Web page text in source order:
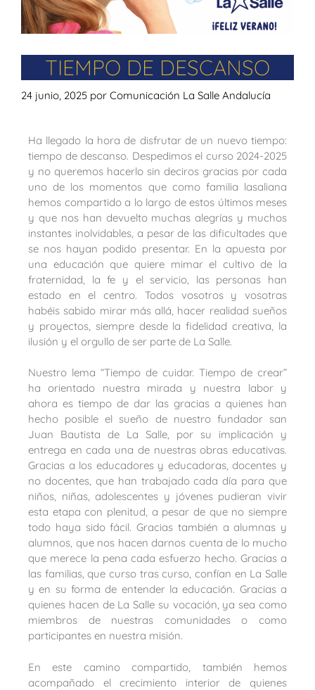
TIEMPO DE DESCANSO
24 junio, 2025 por Comunicación La Salle Andalucía
Ha llegado la hora de disfrutar de un nuevo tiempo:
tiempo de descanso. Despedimos el curso 2024-2025
y no queremos hacerlo sin deciros gracias por cada
uno de los momentos que como familia lasaliana
hemos compartido a lo largo de estos últimos meses
y que nos han devuelto muchas alegrías y muchos
instantes inolvidables, a pesar de las dificultades que
se nos hayan podido presentar. En la apuesta por
una educación que quiere mimar el cultivo de la
fraternidad, la fe y el servicio, las personas han
estado en el centro. Todos vosotros y vosotras
habéis sabido mirar más allá, hacer realidad sueños
y proyectos, siempre desde la fidelidad creativa, la
ilusión y el orgullo de ser parte de La Salle.
Nuestro lema “Tiempo de cuidar. Tiempo de crear”
ha orientado nuestra mirada y nuestra labor y
ahora es tiempo de dar las gracias a quienes han
hecho posible el sueño de nuestro fundador san
Juan Bautista de La Salle, por su implicación y
entrega en cada una de nuestras obras educativas.
Gracias a los educadores y educadoras, docentes y
no docentes, que han trabajado cada día para que
niños, niñas, adolescentes y jóvenes pudieran vivir
esta etapa con plenitud, a pesar de que no siempre
todo haya sido fácil. Gracias también a alumnas y
alumnos, que nos hacen darnos cuenta de lo mucho
que merece la pena cada esfuerzo hecho. Gracias a
las familias, que curso tras curso, confían en La Salle
y en su forma de entender la educación. Gracias a
quienes hacen de La Salle su vocación, ya sea como
miembros de nuestras comunidades o como
participantes en nuestra misión.
En este camino compartido, también hemos
acompañado el crecimiento interior de quienes